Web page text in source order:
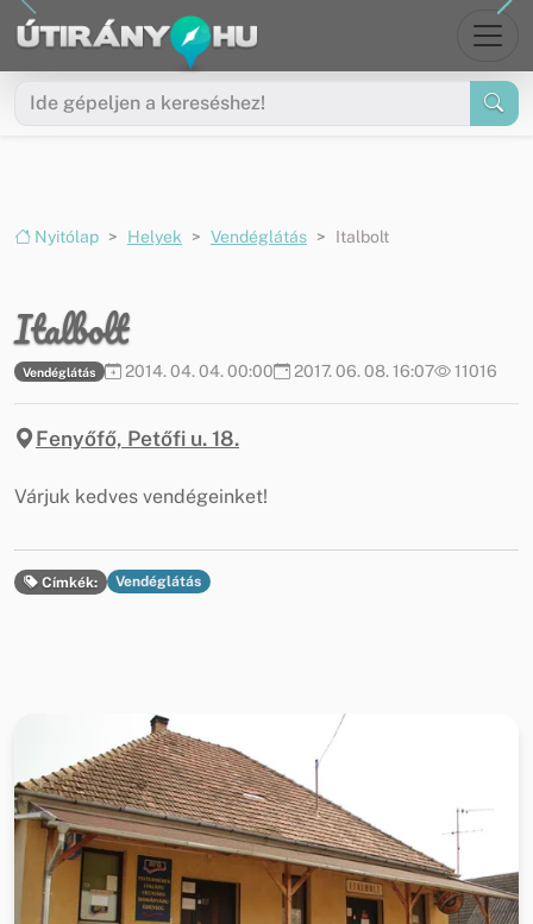
Ugrás a menüre
Ugrás a tartalomra
Nyitólap Helyek Vendéglátás Italbolt
Italbolt
Vendéglátás 2014. 04. 04. 00:00 2017. 06. 08. 16:07 11016
Fenyőfő, Petőfi u. 18.
Várjuk kedves vendégeinket!
Címkék: Vendéglátás